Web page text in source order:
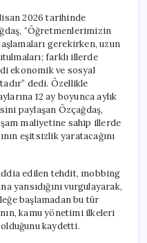
2026 tarihinde
“Öğretmenlerimizin
gerekirken, uzun
farklı illerde
ekonomik ve sosyal
dedi. Özellikle
12 ay boyunca aylık
paylaşan Özçağdaş,
maliyetine sahip illerde
eşitsizlik yaratacağını
edilen tehdit, mobbing
yansıdığını vurgulayarak,
başlamadan bu tür
kamu yönetimi ilkeleri
olduğunu kaydetti.